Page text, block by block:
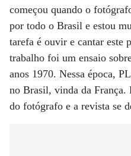
começou quando o
por todo o Brasil e estou
tarefa é ouvir e cantar este
trabalho foi um ensaio
anos 1970. Nessa época,
no Brasil, vinda da França.
do fotógrafo e a revista se